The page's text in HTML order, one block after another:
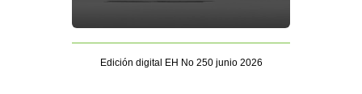
Edición digital EH No 250 junio 2026